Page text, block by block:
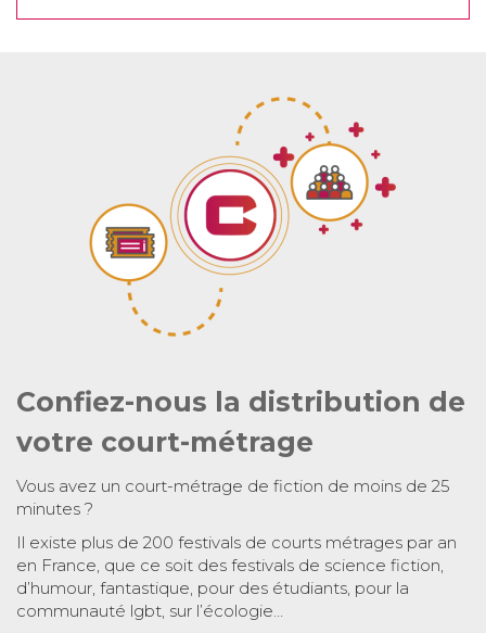
Confiez-nous la distribution de
votre court-métrage
Vous avez un court-métrage de fiction de moins de 25
minutes ?
Il existe plus de 200 festivals de courts métrages par an
en France, que ce soit des festivals de science fiction,
d’humour, fantastique, pour des étudiants, pour la
communauté lgbt, sur l’écologie…